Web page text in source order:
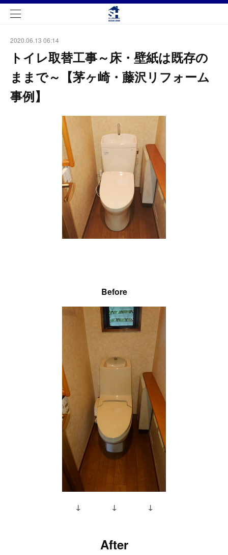
2020.06.13 06:14
トイレ取替工事～床・壁紙は既存の
ままで～【茅ヶ崎・藤沢リフォーム
事例】
Before
↓ ↓ ↓
After